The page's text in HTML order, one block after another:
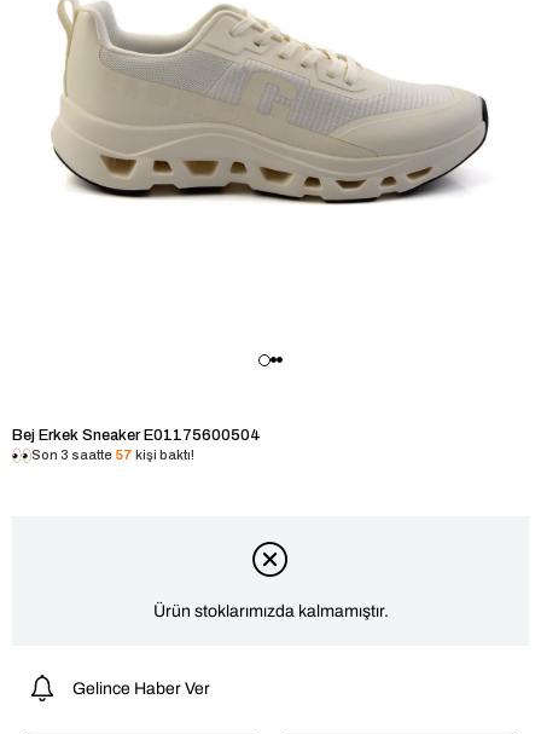
Bej Erkek Sneaker E01175600504
Son 3 saatte 57 kişi baktı!
Ürün stoklarımızda kalmamıştır.
Gelince Haber Ver